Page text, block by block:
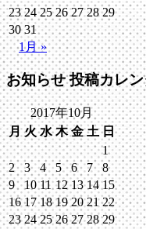
23 24 25 26 27 28 29
30 31
1月 »
お知らせ 投稿カレ
2017年10月
月 火 水 木 金 土 日
1
2
3 4 5 6 7
8
9
10 11 12 13 14 15
16 17 18 19 20 21 22
23 24 25 26 27 28 29